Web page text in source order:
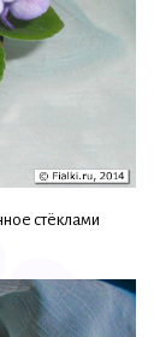
стёклами